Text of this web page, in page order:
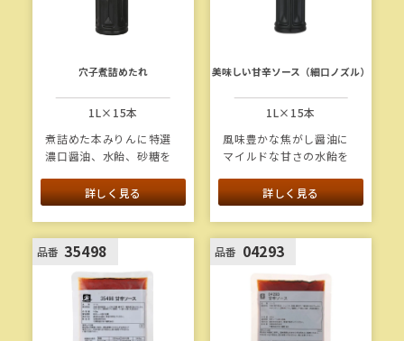
く)
穴子煮詰めたれ
1L×15本
煮詰めた本みりんに特選
濃口醤油、水飴、砂糖を
です。
1本当たり重量：1.3kg
詳しく見る
美味しい甘辛ソース（細口ノズル）
1L×15本
風味豊かな焦がし醤油に
マイルドな甘さの水飴を
アクセントをつけた甘辛
いソースです。
1本当たり重量：1.3kg
詳しく見る
品番 35498 品番 04293